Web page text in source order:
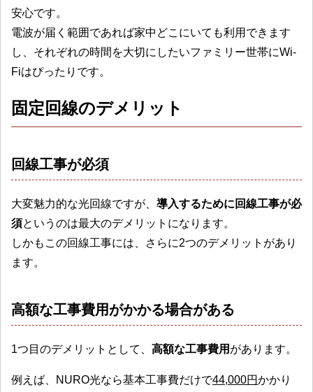
安心です。
電波が届く範囲であれば家中どこにいても利用できます
し、それぞれの時間を大切にしたいファミリー世帯にWi-
Fiはぴったりです。
固定回線のデメリット
回線工事が必須
大変魅力的な光回線ですが、 導入するために回線工事が必
須というのは最大のデメリットになります。
しかもこの回線工事には、さらに2つのデメリットがあり
ます。
高額な工事費用がかかる場合がある
1つ目のデメリットとして、 高額な工事費用 があります。
例えば、NURO光なら基本工事費だけで44,000円かかり